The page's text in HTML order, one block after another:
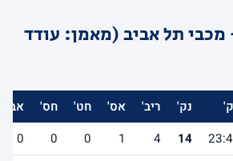
תל אביב (מאמן: עודד
נק' ריב' אס' חט' חס'
אב'
14
4
1
0
0
0